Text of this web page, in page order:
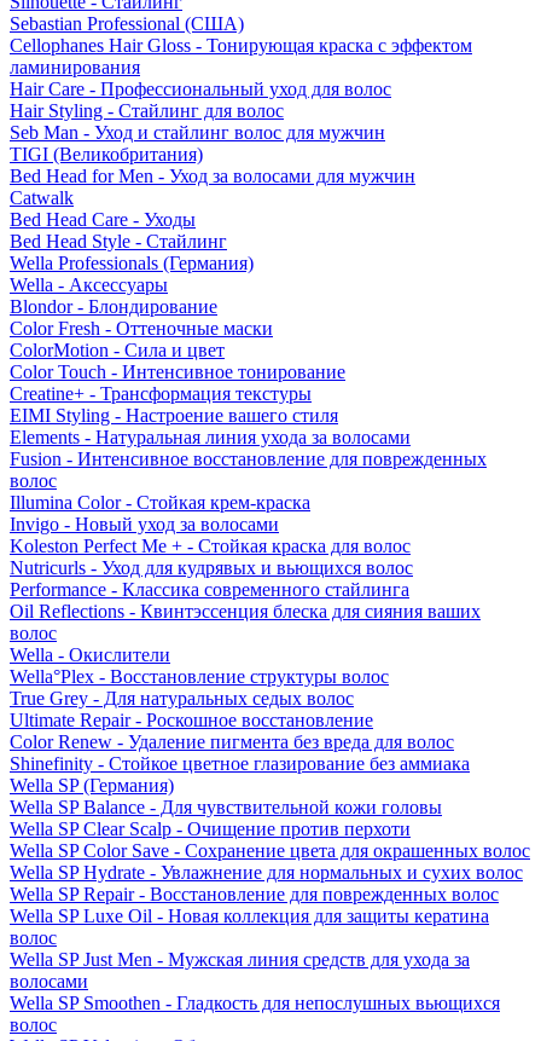
Sebastian Professional (США)
Cellophanes Hair Gloss - Тонирующая краска с эффектом
ламинирования
Hair Care - Профессиональный уход для волос
Hair Styling - Стайлинг для волос
Seb Man - Уход и стайлинг волос для мужчин
TIGI (Великобритания)
Bed Head for Men - Уход за волосами для мужчин
Catwalk
Bed Head Care - Уходы
Bed Head Style - Стайлинг
Wella Professionals (Германия)
Wella - Аксессуары
Blondor - Блондирование
Color Fresh - Оттеночные маски
ColorMotion - Сила и цвет
Color Touch - Интенсивное тонирование
Creatine+ - Трансформация текстуры
EIMI Styling - Настроение вашего стиля
Elements - Натуральная линия ухода за волосами
Fusion - Интенсивное восстановление для поврежденных
волос
Illumina Color - Стойкая крем-краска
Invigo - Новый уход за волосами
Koleston Perfect Me + - Стойкая краска для волос
Nutricurls - Уход для кудрявых и вьющихся волос
Performance - Классика современного стайлинга
Oil Reflections - Квинтэссенция блеска для сияния ваших
волос
Wella - Окислители
Wella°Plex - Восстановление структуры волос
True Grey - Для натуральных седых волос
Ultimate Repair - Роскошное восстановление
Color Renew - Удаление пигмента без вреда для волос
Shinefinity - Стойкое цветное глазирование без аммиака
Wella SP (Германия)
Wella SP Balance - Для чувствительной кожи головы
Wella SP Clear Scalp - Очищение против перхоти
Wella SP Color Save - Сохранение цвета для окрашенных волос
Wella SP Hydrate - Увлажнение для нормальных и сухих волос
Wella SP Repair - Восстановление для поврежденных волос
Wella SP Luxe Oil - Новая коллекция для защиты кератина
волос
Wella SP Just Men - Мужская линия средств для ухода за
волосами
Wella SP Smoothen - Гладкость для непослушных вьющихся
волос